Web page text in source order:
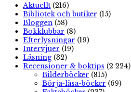
Aktuellt (216)
Bibliotek och butiker (15)
Bloggen (58)
Bokklubbar (8)
Efterlysningar (19)
Intervjuer (19)
Läsning (32)
Recensioner & boktips (2 224)
Bilderböcker (815)
Börja-läsa-böcker (69)